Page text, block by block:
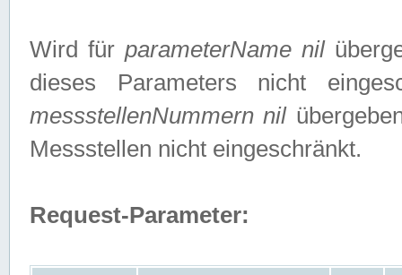
Wird fürparameterName nil
dieses Parameters nicht
messstellenNummern nil
Messstellen nicht eingeschränkt.
Request-Parameter: